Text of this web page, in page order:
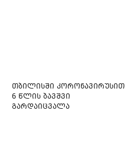
თბილისში კორონავირუსით
6 წლის ბავშვი
გარდაიცვალა